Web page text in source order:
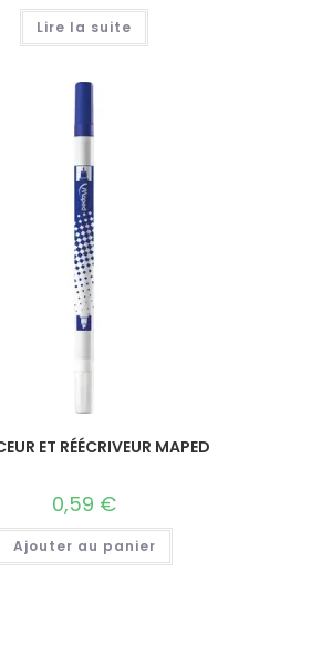
Lire la suite
ET RÉÉCRIVEUR MAPED
0,59 €
Ajouter au panier